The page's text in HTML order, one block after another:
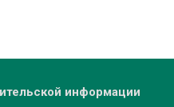
информации